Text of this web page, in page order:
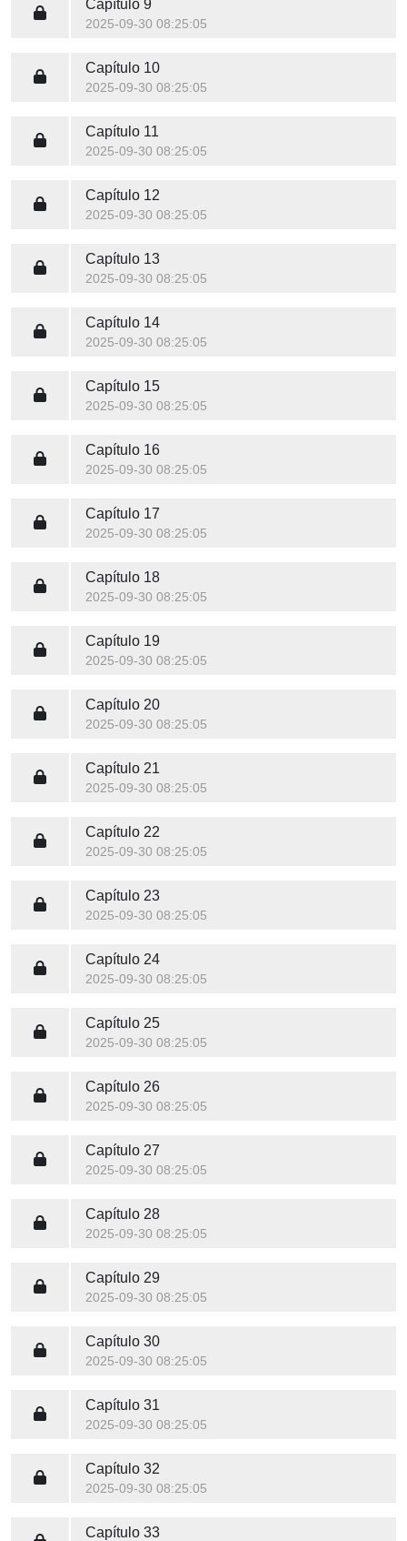
Capítulo 9
2025-09-30 08:25:05
Capítulo 10
2025-09-30 08:25:05
Capítulo 11
2025-09-30 08:25:05
Capítulo 12
2025-09-30 08:25:05
Capítulo 13
2025-09-30 08:25:05
Capítulo 14
2025-09-30 08:25:05
Capítulo 15
2025-09-30 08:25:05
Capítulo 16
2025-09-30 08:25:05
Capítulo 17
2025-09-30 08:25:05
Capítulo 18
2025-09-30 08:25:05
Capítulo 19
2025-09-30 08:25:05
Capítulo 20
2025-09-30 08:25:05
Capítulo 21
2025-09-30 08:25:05
Capítulo 22
2025-09-30 08:25:05
Capítulo 23
2025-09-30 08:25:05
Capítulo 24
2025-09-30 08:25:05
Capítulo 25
2025-09-30 08:25:05
Capítulo 26
2025-09-30 08:25:05
Capítulo 27
2025-09-30 08:25:05
Capítulo 28
2025-09-30 08:25:05
Capítulo 29
2025-09-30 08:25:05
Capítulo 30
2025-09-30 08:25:05
Capítulo 31
2025-09-30 08:25:05
Capítulo 32
2025-09-30 08:25:05
Capítulo 33